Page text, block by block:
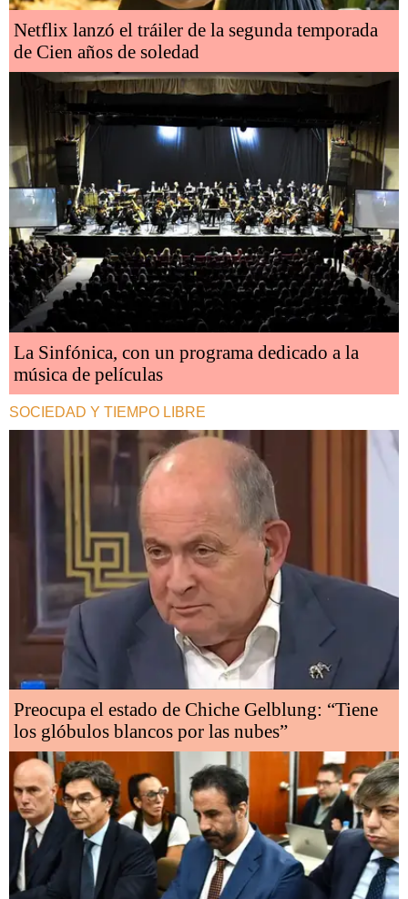
Netflix lanzó el tráiler de la segunda temporada
de Cien años de soledad
La Sinfónica, con un programa dedicado a la
música de películas
SOCIEDAD Y TIEMPO LIBRE
Preocupa el estado de Chiche Gelblung: “Tiene
los glóbulos blancos por las nubes”